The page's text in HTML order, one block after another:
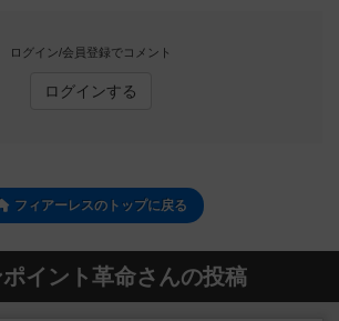
ログイン/会員登録でコメント
ログインする
フィアーレスのトップに戻る
ポイント革命さんの投稿